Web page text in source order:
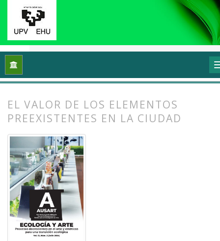
Inicio Vol. 12 Núm. 2 (2024): Ecología y arte:
EL VALOR DE LOS ELEMENTOS
PREEXISTENTES EN LA CIUDAD